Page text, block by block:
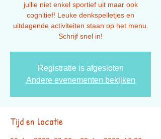
jullie niet enkel sportief uit maar ook
cognitief! Leuke denkspelletjes en
uitdagende activiteiten staan op het menu.
Registratie is afgesloten
Andere evenementen bekijken
Tijd en locatie